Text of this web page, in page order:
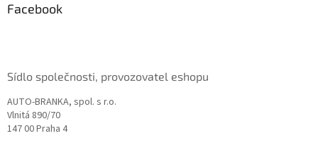
Facebook
Sídlo společnosti, provozovatel eshopu
AUTO-BRANKA, spol. s r.o.
Vlnitá 890/70
147 00 Praha 4